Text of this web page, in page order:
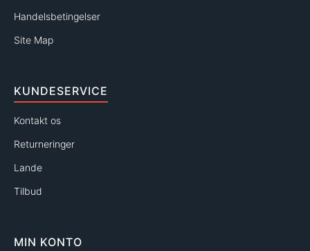
Handelsbetingelser
Site Map
KUNDESERVICE
Kontakt os
Returneringer
Lande
Tilbud
MIN KONTO